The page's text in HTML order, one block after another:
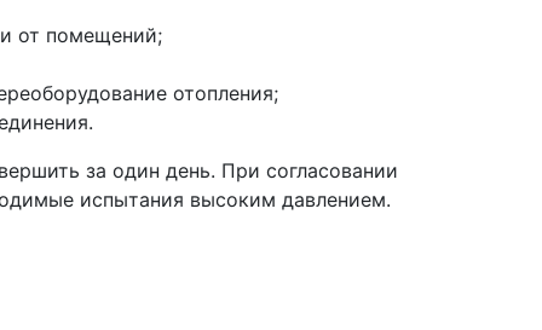
от помещений;
отопления;
за один день. При согласовании
испытания высоким давлением.